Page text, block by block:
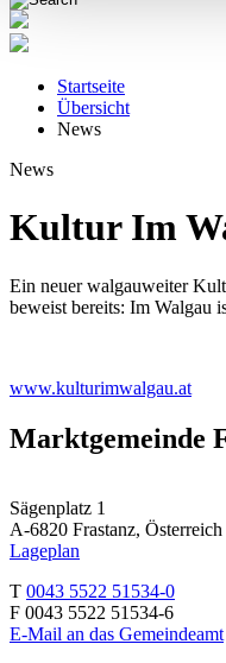
Startseite
Übersicht
News
News
Kultur Im
Ein neuer walgauweiter
beweist bereits: Im Walgau
www.kulturimwalgau.at
Marktgemeinde
Sägenplatz 1
A-6820 Frastanz, Österreich
Lageplan
T 0043 5522 51534-0
F 0043 5522 51534-6
E-Mail an das Gemeindeamt